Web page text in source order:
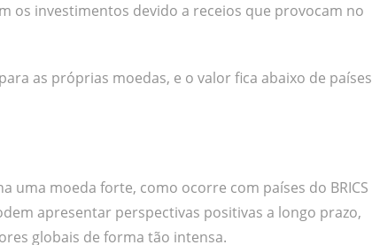
os investimentos devido a receios que provocam no
as próprias moedas, e o valor fica abaixo de países
uma moeda forte, como ocorre com países do BRICS
apresentar perspectivas positivas a longo prazo,
globais de forma tão intensa.